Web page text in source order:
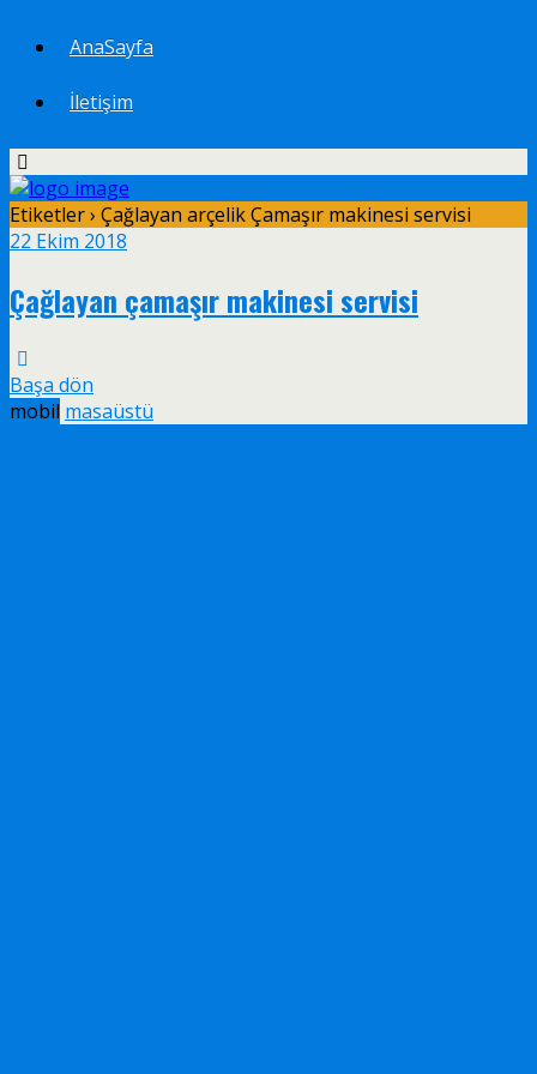
AnaSayfa
İletişim
Etiketler › Çağlayan arçelik Çamaşır makinesi servisi
22 Ekim 2018
Çağlayan çamaşır makinesi servisi
Başa dön
mobil masaüstü